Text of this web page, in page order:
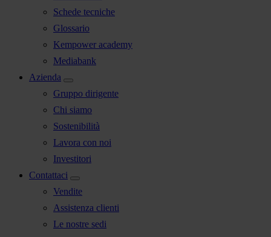
Schede tecniche
Glossario
Kempower academy
Mediabank
Azienda
Gruppo dirigente
Chi siamo
Sostenibilità
Lavora con noi
Investitori
Contattaci
Vendite
Assistenza clienti
Le nostre sedi